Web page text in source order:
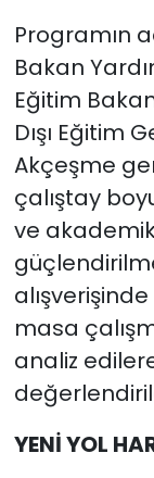
Programın
Bakan
Eğitim
Dışı Eğitim
Akçeşme
çalıştay
ve
alışverişinde
masa
analiz
YENİ YOL